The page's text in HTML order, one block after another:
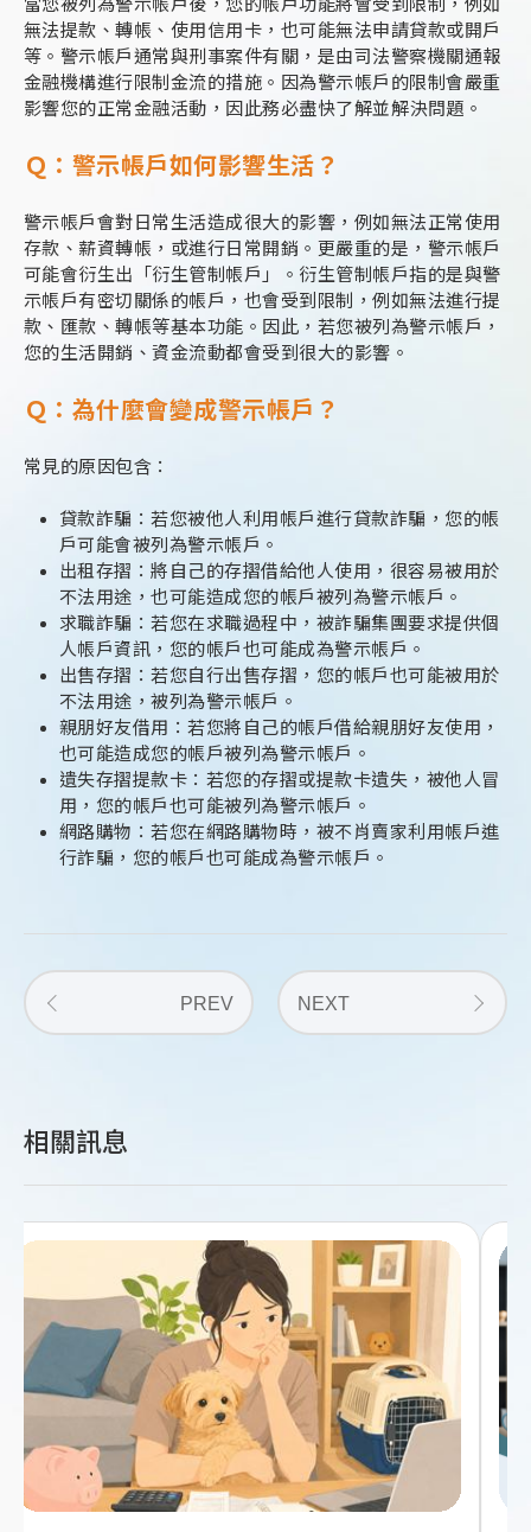
當您被列為警示帳戶後，您的帳戶功能將會受到限制，例如
無法提款、轉帳、使用信用卡，也可能無法申請貸款或開戶
等。警示帳戶通常與刑事案件有關，是由司法警察機關通報
金融機構進行限制金流的措施。因為警示帳戶的限制會嚴重
影響您的正常金融活動，因此務必盡快了解並解決問題。
Ｑ：警示帳戶如何影響生活？
警示帳戶會對日常生活造成很大的影響，例如無法正常使用
存款、薪資轉帳，或進行日常開銷。更嚴重的是，警示帳戶
可能會衍生出「衍生管制帳戶」。衍生管制帳戶指的是與警
示帳戶有密切關係的帳戶，也會受到限制，例如無法進行提
款、匯款、轉帳等基本功能。因此，若您被列為警示帳戶，
您的生活開銷、資金流動都會受到很大的影響。
Ｑ：為什麼會變成警示帳戶？
常見的原因包含：
貸款詐騙：若您被他人利用帳戶進行貸款詐騙，您的帳
戶可能會被列為警示帳戶。
出租存摺：將自己的存摺借給他人使用，很容易被用於
不法用途，也可能造成您的帳戶被列為警示帳戶。
求職詐騙：若您在求職過程中，被詐騙集團要求提供個
人帳戶資訊，您的帳戶也可能成為警示帳戶。
出售存摺：若您自行出售存摺，您的帳戶也可能被用於
不法用途，被列為警示帳戶。
親朋好友借用：若您將自己的帳戶借給親朋好友使用，
也可能造成您的帳戶被列為警示帳戶。
遺失存摺提款卡：若您的存摺或提款卡遺失，被他人冒
用，您的帳戶也可能被列為警示帳戶。
網路購物：若您在網路購物時，被不肖賣家利用帳戶進
行詐騙，您的帳戶也可能成為警示帳戶。
PREV NEXT
相關訊息